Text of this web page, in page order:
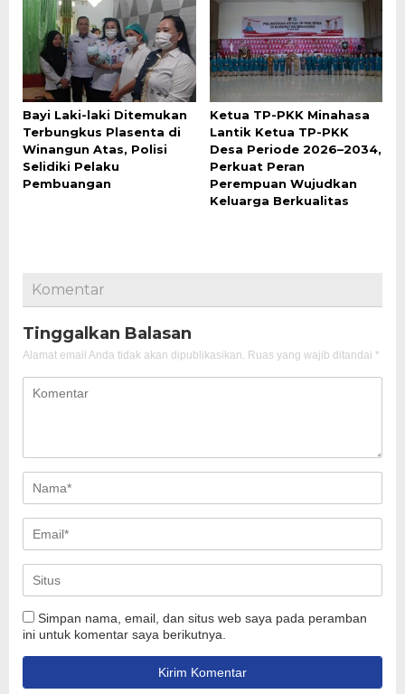
Bayi Laki-laki Ditemukan
Terbungkus Plasenta di
Winangun Atas, Polisi
Selidiki Pelaku
Pembuangan
Ketua TP-PKK Minahasa
Lantik Ketua TP-PKK
Desa Periode 2026–2034,
Perkuat Peran
Perempuan Wujudkan
Keluarga Berkualitas
Komentar
Tinggalkan Balasan
Alamat email Anda tidak akan dipublikasikan. Ruas yang wajib ditandai *
Simpan nama, email, dan situs web saya pada peramban
ini untuk komentar saya berikutnya.